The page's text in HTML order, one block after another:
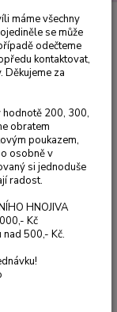
na prodejně
-
máme všechny
se může
odečteme
kontaktovat,
Děkujeme za
200, 300,
obratem
poukazem,
osobně v
si jednoduše
radost.
HNOJIVA
Kč
500,- Kč.